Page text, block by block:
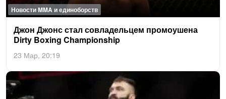
Новости MMA и единоборств
Джон Джонс стал сов­ла­дель­цем про­мо­уше­на
Dir­ty Bo­xing Cham­pi­ons­hip
23 Мар, 20:19